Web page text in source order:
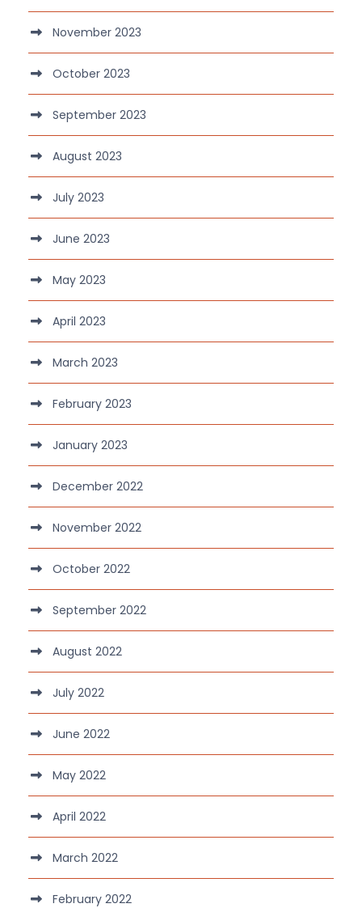
November 2023
October 2023
September 2023
August 2023
July 2023
June 2023
May 2023
April 2023
March 2023
February 2023
January 2023
December 2022
November 2022
October 2022
September 2022
August 2022
July 2022
June 2022
May 2022
April 2022
March 2022
February 2022